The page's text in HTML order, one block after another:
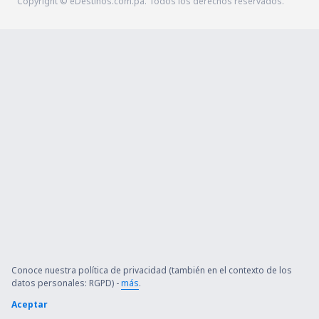
Conoce nuestra política de privacidad (también en el contexto de los
datos personales: RGPD) -más.
Aceptar